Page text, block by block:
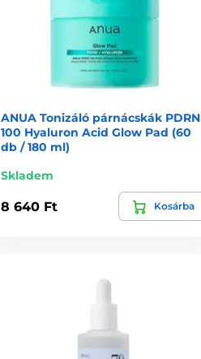
ANUA Tonizáló párnácskák PDRN
100 Hyaluron Acid Glow Pad (60
db / 180 ml)
Skladem
8 640 Ft Kosárba